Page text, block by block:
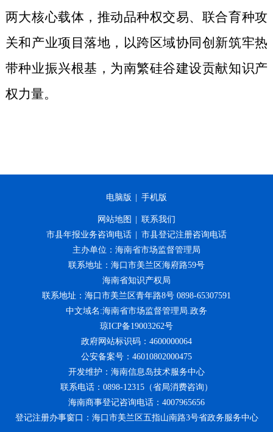
两大核心载体，推动品种权交易、联合育种攻
关和产业项目落地，以跨区域协同创新筑牢热
带种业振兴根基，为南繁硅谷建设贡献知识产
权力量。
电脑版 手机版
网站地图
联系我们
市县年报业务咨询电话
市县登记注册咨询电话
主办单位：海南省市场监督管理局
联系地址：海口市美兰区海府路59号
海南省知识产权局
联系地址：海口市美兰区青年路8号 0898-65307591
中文域名:海南省市场监督管理局.政务
琼ICP备19003262号
政府网站标识码：4600000064
公安备案号：46010802000475
开发维护：海南信息岛技术服务中心
联系电话：0898-12315（省局消费咨询）
海南商事登记咨询电话：4007965656
登记注册办事窗口：海口市美兰区五指山南路3号省政务服务中心